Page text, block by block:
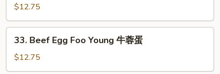
Egg
Foo
Young
$12.75
Beef
Egg
Foo
33. Beef Egg Foo Young 牛蓉蛋
$12.75